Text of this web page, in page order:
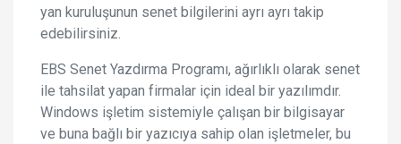
yan kuruluşunun senet bilgilerini ayrı ayrı takip
edebilirsiniz.
EBS Senet Yazdırma Programı, ağırlıklı olarak senet
ile tahsilat yapan firmalar için ideal bir yazılımdır.
Windows işletim sistemiyle çalışan bir bilgisayar
ve buna bağlı bir yazıcıya sahip olan işletmeler, bu